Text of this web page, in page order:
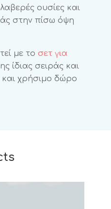
ουσίες και
στην πίσω όψη
με το σετ για
ίδιας σειράς και
και χρήσιμο δώρο